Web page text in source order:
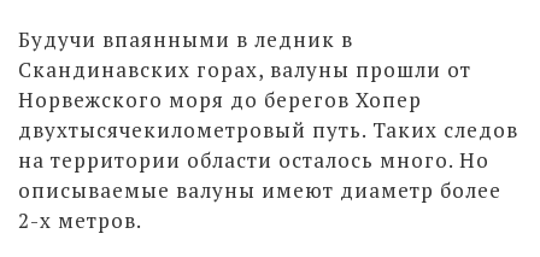
Будучи впаянными в ледник в
Скандинавских горах, валуны прошли от
Норвежского моря до берегов Хопер
двухтысячекилометровый путь. Таких следов
на территории области осталось много. Но
описываемые валуны имеют диаметр более
2-х метров.